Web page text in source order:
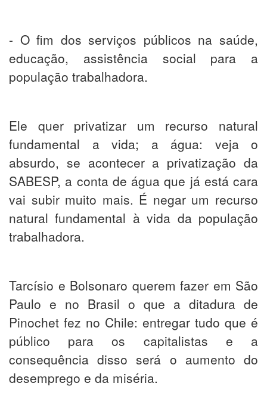
- O fim dos serviços públicos na saúde,
educação, assistência social para a
população trabalhadora.
Ele quer privatizar um recurso natural
fundamental a vida; a água: veja o
absurdo, se acontecer a privatização da
SABESP, a conta de água que já está cara
vai subir muito mais. É negar um recurso
natural fundamental à vida da população
trabalhadora.
Tarcísio e Bolsonaro querem fazer em São
Paulo e no Brasil o que a ditadura de
Pinochet fez no Chile: entregar tudo que é
público para os capitalistas e a
consequência disso será o aumento do
desemprego e da miséria.